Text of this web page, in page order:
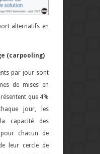
alternatifs en
(carpooling)
par jour sont
de mises en
que 4%
jour, les
capacité des
chacun de
leur cercle de